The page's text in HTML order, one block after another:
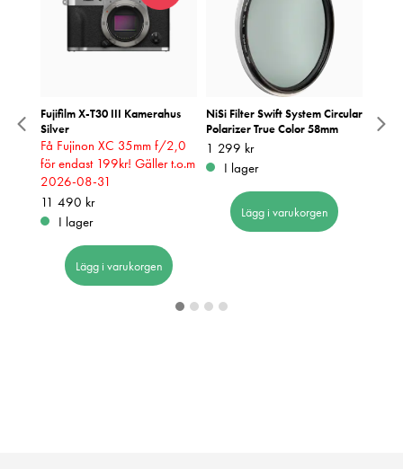
Fujifilm X-T30 III Kamerahus
Silver
Få Fujinon XC 35mm f/2,0
för endast 199kr! Gäller t.o.m
2026-08-31
Pris:11 490 kr
11 490 kr
I lager
Lägg i varukorgen
NiSi Filter Swift System Circular
Polarizer True Color 58mm
Pris:1 299 kr
1 299 kr
I lager
Lägg i varukorgen
NiSi